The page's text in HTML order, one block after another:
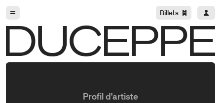
Billets
Profil d'artiste